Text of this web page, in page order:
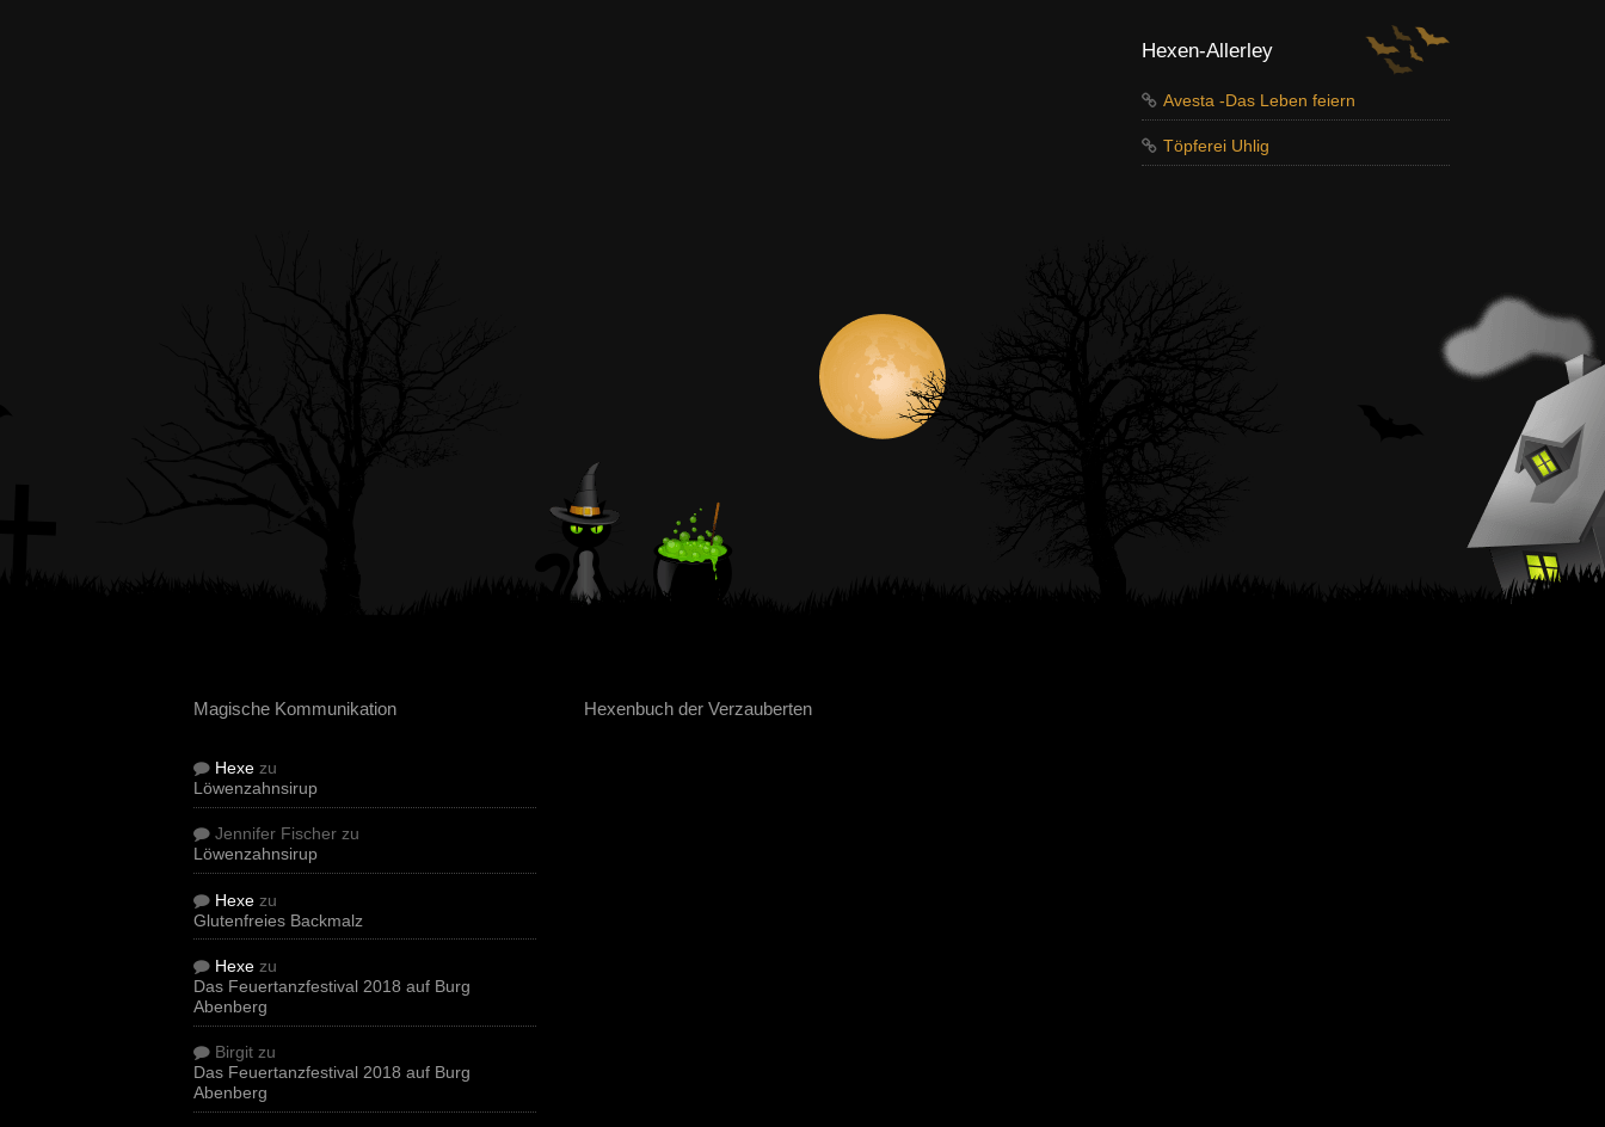
Hexen-Allerley
Avesta -Das Leben feiern
Töpferei Uhlig
Magische Kommunikation
Hexe zu
Löwenzahnsirup
Jennifer Fischer zu
Löwenzahnsirup
Hexe zu
Glutenfreies Backmalz
Hexe zu
Das Feuertanzfestival 2018 auf Burg
Abenberg
Birgit zu
Das Feuertanzfestival 2018 auf Burg
Abenberg
Hexenbuch der Verzauberten